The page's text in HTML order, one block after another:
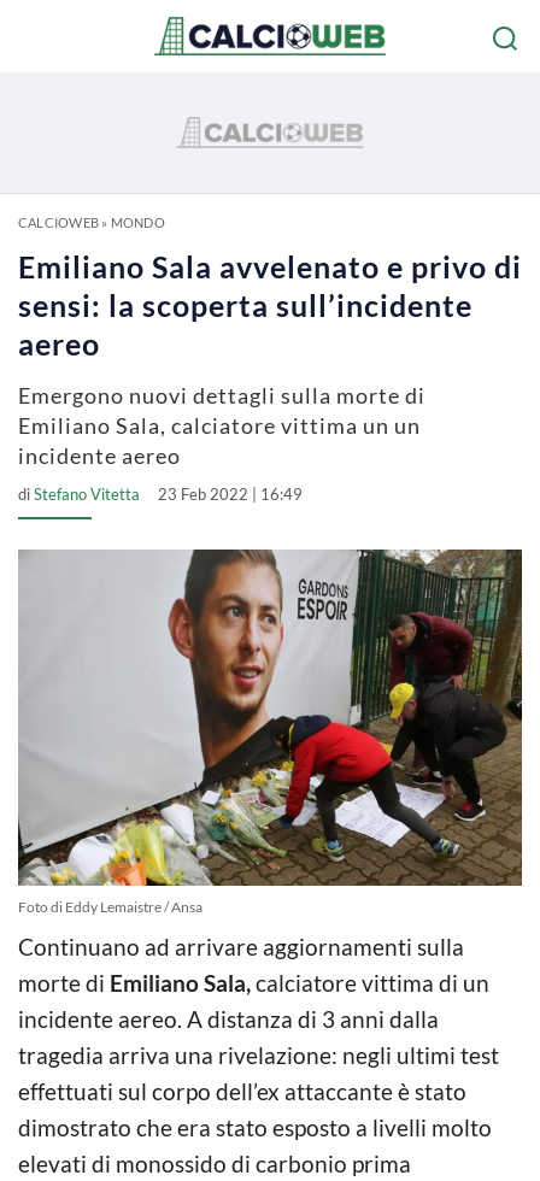
CALCIOWEB» MONDO
Emiliano Sala avvelenato e privo di
sensi: la scoperta sull’incidente
aereo
Emergono nuovi dettagli sulla morte di
Emiliano Sala, calciatore vittima un un
incidente aereo
diStefano Vitetta 23 Feb 2022 | 16:49
Foto di Eddy Lemaistre / Ansa
Continuano ad arrivare aggiornamenti sulla
morte di Emiliano Sala,calciatore vittima di un
incidente aereo. A distanza di 3 anni dalla
tragedia arriva una rivelazione: negli ultimi test
effettuati sul corpo dell’ex attaccante è stato
dimostrato che era stato esposto a livelli molto
elevati di monossido di carbonio prima